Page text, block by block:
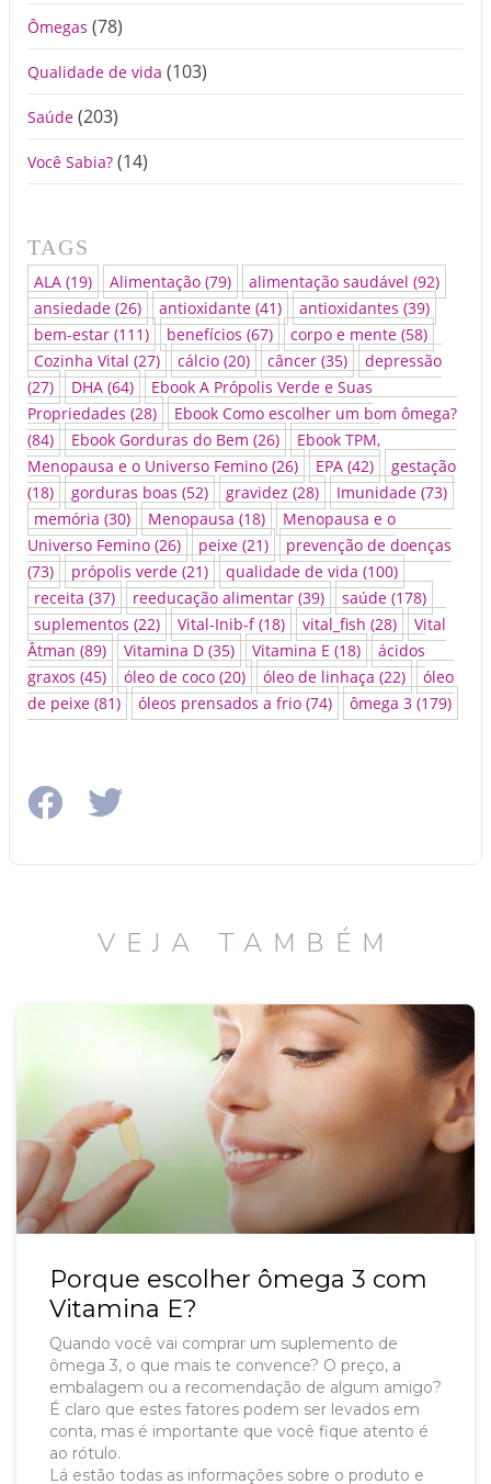
Ômegas (78)
Qualidade de vida (103)
Saúde (203)
Você Sabia? (14)
TAGS
ALA (19) Alimentação (79) alimentação saudável (92)
ansiedade (26) antioxidante (41) antioxidantes (39)
bem-estar (111) benefícios (67) corpo e mente (58)
Cozinha Vital (27) cálcio (20) câncer (35)
depressão
(27)
DHA (64)
Ebook A Própolis Verde e Suas
Propriedades (28)
Ebook Como escolher um bom ômega?
(84)
Ebook Gorduras do Bem (26)
Ebook TPM,
Menopausa e o Universo Femino (26) EPA (42)
gestação
(18)
gorduras boas (52) gravidez (28) Imunidade (73)
memória (30) Menopausa (18)
Menopausa e o
Universo Femino (26) peixe (21)
prevenção de doenças
(73)
própolis verde (21) qualidade de vida (100)
receita (37) reeducação alimentar (39) saúde (178)
suplementos (22) Vital-Inib-f(18) vital_fish (28)
Vital
Âtman (89) Vitamina D (35) Vitamina E (18)
ácidos
graxos (45) óleo de coco (20) óleo de linhaça (22)
óleo
de peixe (81) óleos prensados a frio (74) ômega 3 (179)
VEJA TAMBÉM
Porque escolher ômega 3 com
Vitamina E?
Quando você vai comprar um suplemento de
ômega 3, o que mais te convence? O preço, a
embalagem ou a recomendação de algum amigo?
É claro que estes fatores podem ser levados em
conta, mas é importante que você fique atento é
ao rótulo.
Lá estão todas as informações sobre o produto e